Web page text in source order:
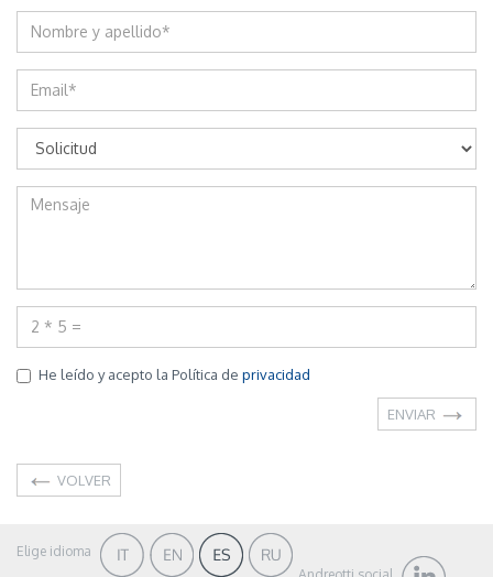
He leído y acepto la Política de privacidad
ENVIAR
VOLVER
Elige idioma